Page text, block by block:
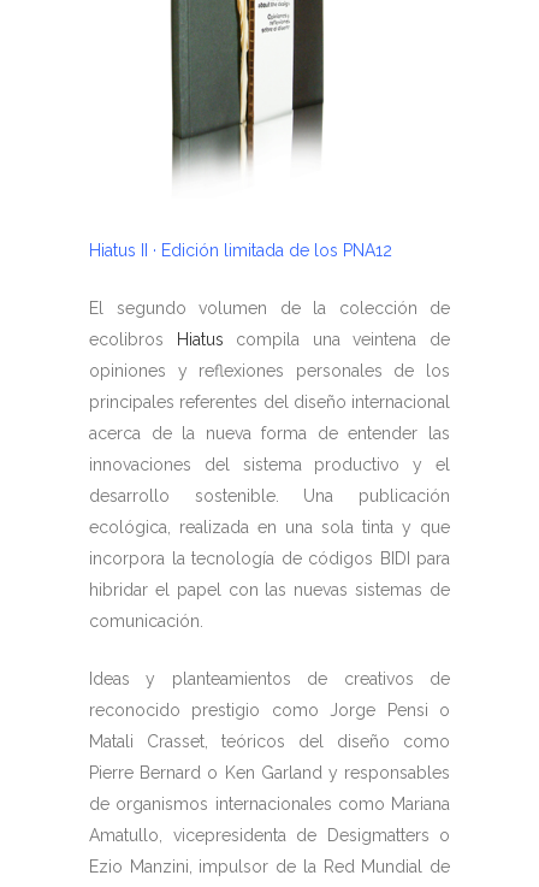
Hiatus II · Edición limitada de los PNA12
El segundo volumen de la colección de
ecolibros
Hiatus compila una veintena de
opiniones y reflexiones personales de los
principales referentes del diseño internacional
acerca de la nueva forma de entender las
innovaciones del sistema productivo y el
desarrollo sostenible. Una publicación
ecológica, realizada en una sola tinta y que
incorpora la tecnología de códigos BIDI para
hibridar el papel con las nuevas sistemas de
comunicación.
Ideas y planteamientos de creativos de
reconocido prestigio como Jorge Pensi o
Matali Crasset, teóricos del diseño como
Pierre Bernard o Ken Garland y responsables
de organismos internacionales como Mariana
Amatullo, vicepresidenta de Desigmatters o
Ezio Manzini, impulsor de la Red Mundial de